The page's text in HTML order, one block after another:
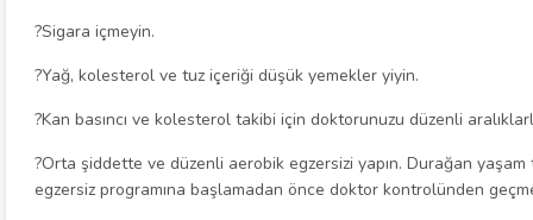
?Sigara içmeyin.
?Yağ, kolesterol ve tuz içeriği düşük yemekler yiyin.
?Kan basıncı ve kolesterol takibi için doktorunuzu düzenli
?Orta şiddette ve düzenli aerobik egzersizi yapın. Durağan yaşam
egzersiz programına başlamadan önce doktor kontrolünden